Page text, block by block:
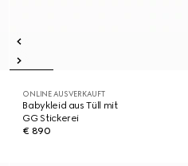
ONLINE AUSVERKAUFT
Babykleid aus Tüll mit
GG Stickerei
€ 890